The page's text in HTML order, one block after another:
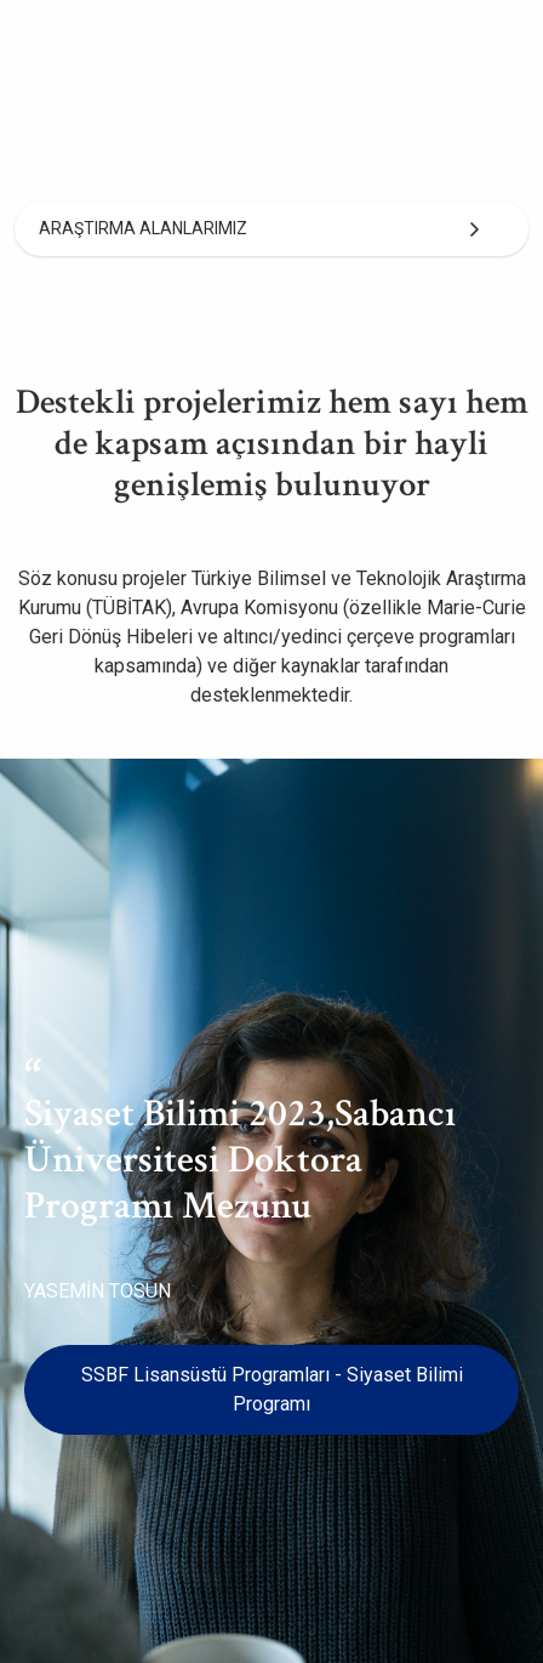
ARAŞTIRMA ALANLARIMIZ
Destekli projelerimiz hem sayı hem
de kapsam açısından bir hayli
genişlemiş bulunuyor
Söz konusu projeler Türkiye Bilimsel ve Teknolojik Araştırma
Kurumu (TÜBİTAK), Avrupa Komisyonu (özellikle Marie-Curie
Geri Dönüş Hibeleri ve altıncı/yedinci çerçeve programları
kapsamında) ve diğer kaynaklar tarafından
desteklenmektedir.
Siyaset Bilimi 2023,Sabancı
Üniversitesi Doktora
Programı Mezunu
YASEMİN TOSUN
SSBF Lisansüstü Programları - Siyaset Bilimi
Programı